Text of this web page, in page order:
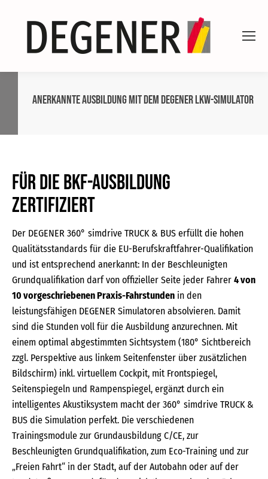
Anerkannte Ausbildung mit dem DEGENER Lkw-Simulator
Für die BKF-Ausbildung
zertifiziert
Der DEGENER 360° simdrive TRUCK & BUS erfüllt die hohen
Qualitätsstandards für die EU-Berufskraftfahrer-Qualifikation
und ist entsprechend anerkannt: In der Beschleunigten
Grundqualifikation darf von offizieller Seite jeder Fahrer 4 von
10 vorgeschriebenen Praxis-Fahrstunden in den
leistungsfähigen DEGENER Simulatoren absolvieren. Damit
sind die Stunden voll für die Ausbildung anzurechnen. Mit
einem optimal abgestimmten Sichtsystem (180° Sichtbereich
zzgl. Perspektive aus linkem Seitenfenster über zusätzlichen
Bildschirm) inkl. virtuellem Cockpit, mit Frontspiegel,
Seitenspiegeln und Rampenspiegel, ergänzt durch ein
intelligentes Akustiksystem macht der 360° simdrive TRUCK &
BUS die Simulation perfekt. Die verschiedenen
Trainingsmodule zur Grundausbildung C/CE, zur
Beschleunigten Grundqualifikation, zum Eco-Training und zur
„Freien Fahrt“ in der Stadt, auf der Autobahn oder auf der